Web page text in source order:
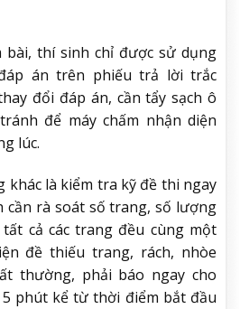
thí sinh chỉ được sử dụng
án trên phiếu trả lời trắc
đổi đáp án, cần tẩy sạch ô
để máy chấm nhận diện
lúc.
là kiểm tra kỹ đề thi ngay
cần rà soát số trang, số lượng
cả các trang đều cùng một
đề thiếu trang, rách, nhòe
thường, phải báo ngay cho
phút kể từ thời điểm bắt đầu